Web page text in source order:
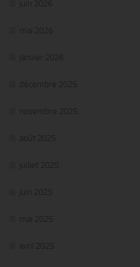
juin 2026
mai 2026
janvier 2026
décembre 2025
novembre 2025
août 2025
juillet 2025
juin 2025
mai 2025
avril 2025